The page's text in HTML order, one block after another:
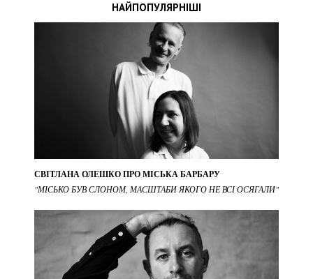
НАЙПОПУЛЯРНІШІ
СВІТЛАНА ОЛЕШКО ПРО МІСЬКА БАРБАРУ
"МІСЬКО БУВ СЛОНОМ, МАСШТАБИ ЯКОГО НЕ ВСІ ОСЯГАЛИ"